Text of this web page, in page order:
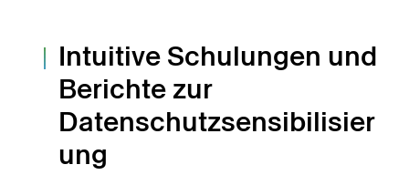
Intuitive Schulungen und
Berichte zur
Datenschutzsensibilisier
ung